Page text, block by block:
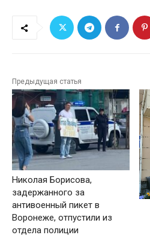
Предыдущая статья
Николая Борисова,
задержанного за
антивоенный пикет в
Воронеже, отпустили из
отдела полиции